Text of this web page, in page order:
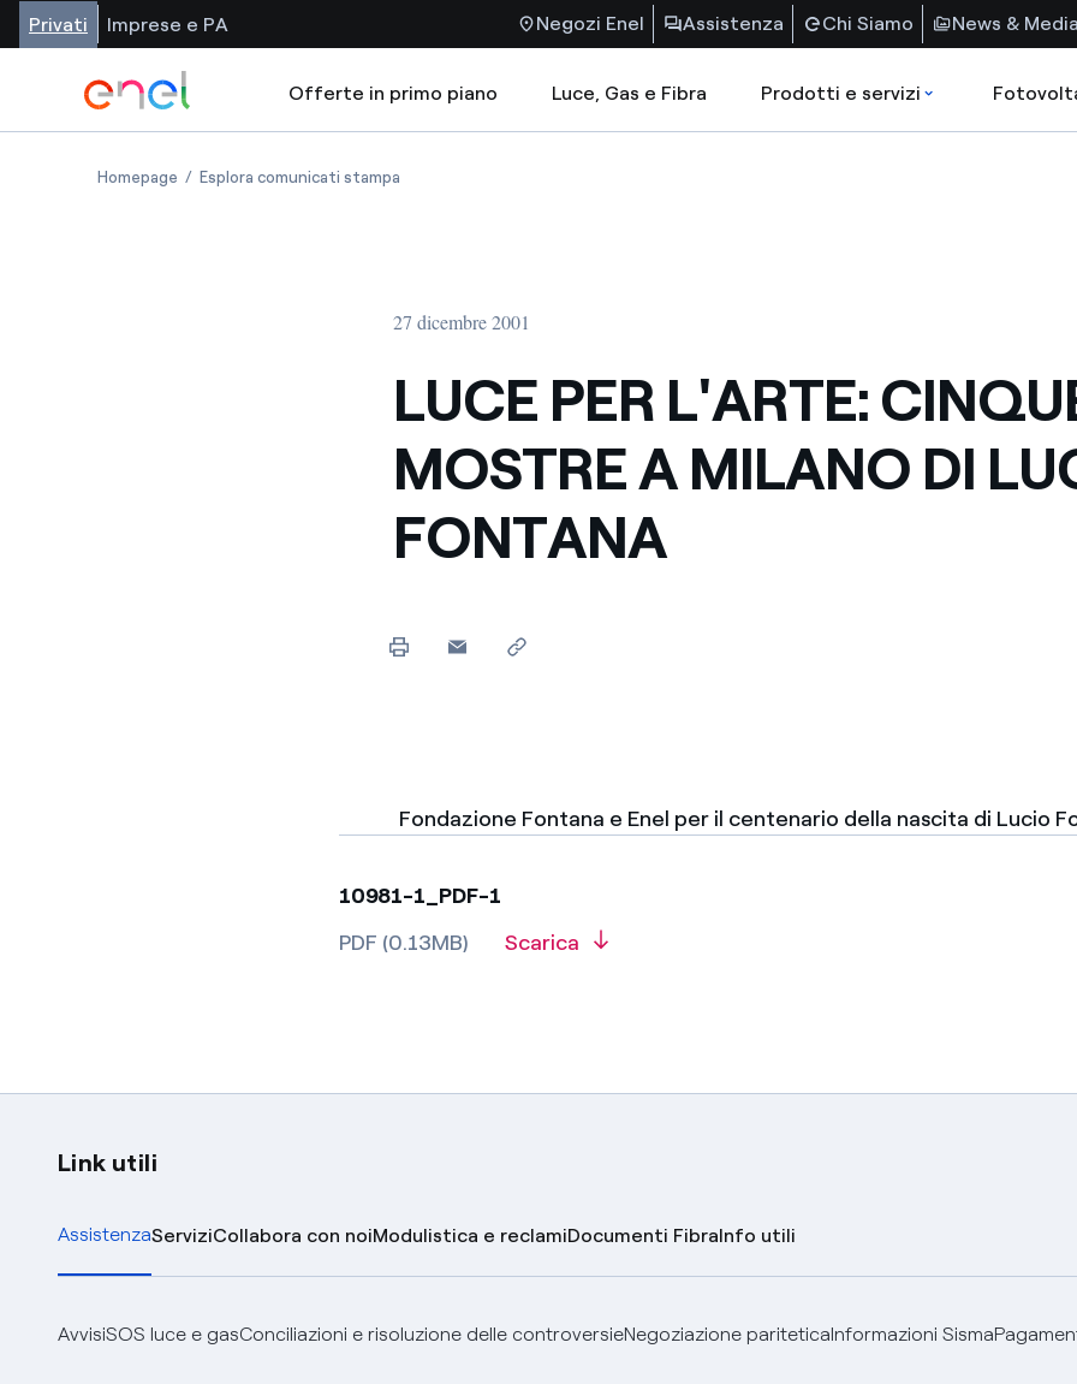
Privati Imprese e PA Negozi Enel Assistenza Chi Siamo News & Media
Offerte in primo piano Luce, Gas e Fibra Prodotti e servizi
Homepage Esplora comunicati stampa
27 dicembre 2001
LUCE PER L'ARTE:
MOSTRE A MILANO DI
FONTANA
Fondazione Fontana e Enel per il centenario della nascita di Lucio
10981-1_PDF-1
PDF (0.13MB)
Scarica
Link utili
AssistenzaServiziCollabora con noiModulistica e reclamiDocumenti FibraInfo utili
AvvisiSOS luce e gasConciliazioni e risoluzione delle controversieNegoziazione pariteticaInformazioni Sisma